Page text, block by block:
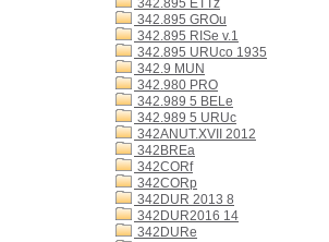
342.895 ETTz
342.895 GROu
342.895 RISe v.1
342.895 URUco 1935
342.9 MUN
342.980 PRO
342.989 5 BELe
342.989 5 URUc
342ANUT.XVII 2012
342BREa
342CORf
342CORp
342DUR 2013 8
342DUR2016 14
342DURe